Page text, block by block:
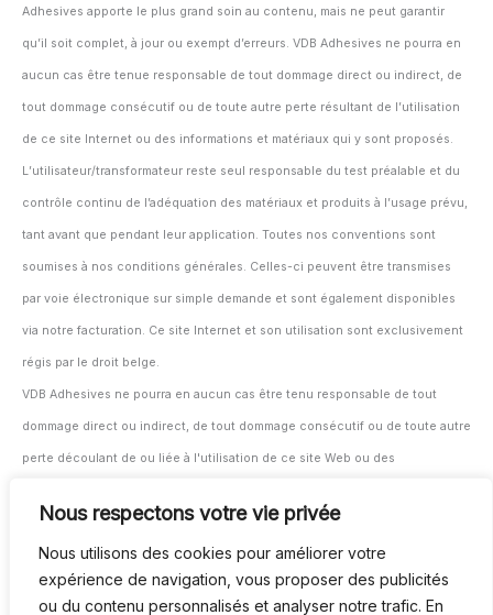
Nous respectons votre vie privée
Nous utilisons des cookies pour améliorer votre
expérience de navigation, vous proposer des publicités
ou du contenu personnalisés et analyser notre trafic. En
Adhesives apporte le plus grand soin au contenu, mais ne peut garantir
qu’il soit complet, à jour ou exempt d’erreurs. VDB Adhesives ne pourra en
aucun cas être tenue responsable de tout dommage direct ou indirect, de
tout dommage consécutif ou de toute autre perte résultant de l’utilisation
de ce site Internet ou des informations et matériaux qui y sont proposés.
L’utilisateur/transformateur reste seul responsable du test préalable et du
contrôle continu de l’adéquation des matériaux et produits à l’usage prévu,
tant avant que pendant leur application. Toutes nos conventions sont
soumises à nos conditions générales. Celles-ci peuvent être transmises
par voie électronique sur simple demande et sont également disponibles
via notre facturation. Ce site Internet et son utilisation sont exclusivement
régis par le droit belge.
VDB Adhesives ne pourra en aucun cas être tenu responsable de tout
dommage direct ou indirect, de tout dommage consécutif ou de toute autre
perte découlant de ou liée à l'utilisation de ce site Web ou des
L'utilisateur/transformateur reste seul responsable du test et du suivi de
l'adéquation des matériaux et produits à leur application prévue, avant et
pendant l'utilisation.